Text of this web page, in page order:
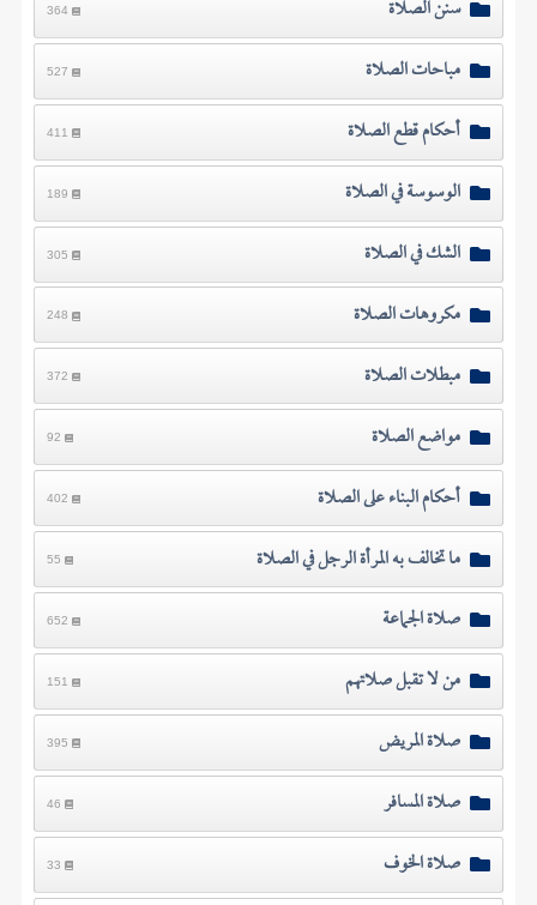
سنن الصلاة 364
مباحات الصلاة 527
أحكام قطع الصلاة 411
الوسوسة في الصلاة 189
الشك في الصلاة 305
مكروهات الصلاة 248
مبطلات الصلاة 372
مواضع الصلاة 92
أحكام البناء على الصلاة 402
ما تخالف به المرأة الرجل في الصلاة 55
صلاة الجماعة 652
من لا تقبل صلاتهم 151
صلاة المريض 395
صلاة المسافر 46
صلاة الخوف 33